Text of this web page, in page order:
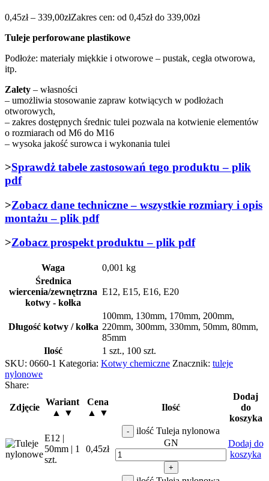
0,45zł – 339,00złZakres cen: od 0,45zł do 339,00zł
Tuleje perforowane plastikowe
Podłoże: materiały miękkie i otworowe – pustak, cegła otworowa,
itp.
Zalety – własności
– umożliwia stosowanie zapraw kotwiących w podłożach
otworowych,
– zakres dostępnych średnic tulei pozwala na kotwienie elementów
o rozmiarach od M6 do M16
– wysoka jakość surowca i wykonania tulei
>Sprawdż tabele zastosowań tego produktu – plik
pdf
>Zobacz dane techniczne – wszystkie rozmiary i opis
montażu – plik pdf
>Zobacz prospekt produktu – plik pdf
Waga
0,001 kg
Średnica
wiercenia/zewnętrzna
kotwy - kołka
E12, E15, E16, E20
Długość kotwy / kołka
100mm, 130mm, 170mm, 200mm,
220mm, 300mm, 330mm, 50mm, 80mm,
85mm
Ilość
1 szt., 100 szt.
SKU: 0660-1 Kategoria: Kotwy chemiczne Znacznik: tuleje
nylonowe
Share:
Zdjęcie
Wariant
▲ ▼
Cena
▲ ▼
Ilość
Dodaj
do
koszyka
E12 |
50mm | 1
szt.
0,45zł
-
ilość Tuleja nylonowa
GN
+
Dodaj do
koszyka